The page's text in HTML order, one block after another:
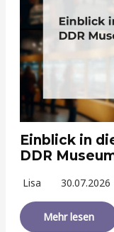
Einblick in
DDR
Lisa 30.07.2026
Mehr lesen